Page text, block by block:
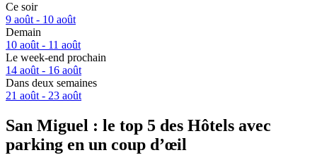
Ce soir
9 août - 10 août
Demain
10 août - 11 août
Le week-end prochain
14 août - 16 août
Dans deux semaines
21 août - 23 août
San Miguel : le top 5 des Hôtels avec
parking en un coup d’œil